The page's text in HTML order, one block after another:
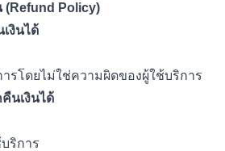
(Refund Policy)
งินได้
รโดยไม่ใช่ความผิดของผู้ใช้บริการ
นเงินได้
ริการ